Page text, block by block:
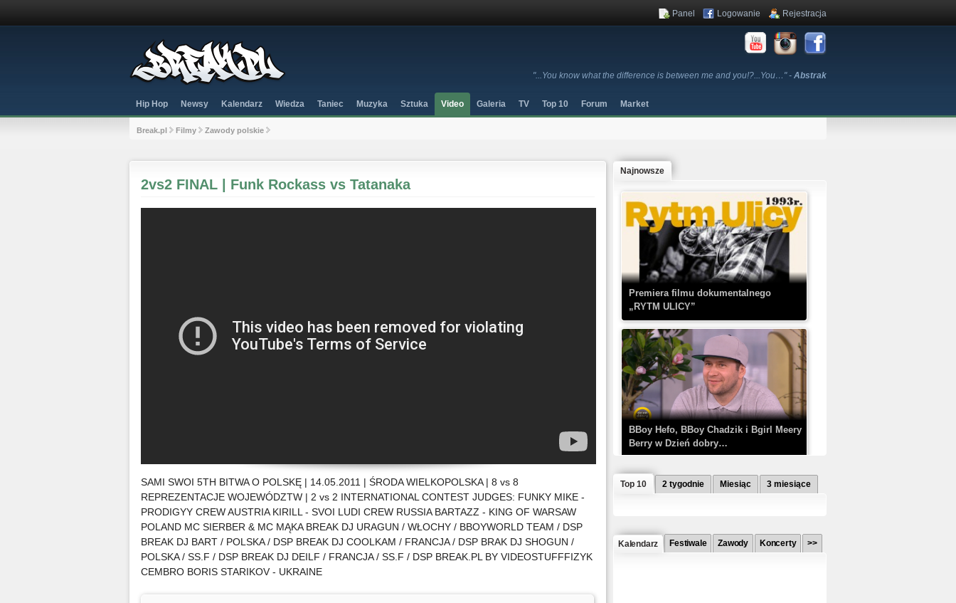
"...You know what the difference is between me and you!?...You…" - Abstrak
Panel Logowanie Rejestracja
Hip Hop Newsy Kalendarz Wiedza Taniec Muzyka Sztuka Video Galeria TV Top 10 Forum Market
Break.pl Filmy Zawody polskie
2vs2 FINAL | Funk Rockass vs Tatanaka
SAMI SWOI 5TH BITWA O POLSKĘ | 14.05.2011 | ŚRODA WIELKOPOLSKA | 8 vs 8
REPREZENTACJE WOJEWÓDZTW | 2 vs 2 INTERNATIONAL CONTEST JUDGES: FUNKY MIKE -
PRODIGYY CREW AUSTRIA KIRILL - SVOI LUDI CREW RUSSIA BARTAZZ - KING OF WARSAW
POLAND MC SIERBER & MC MĄKA BREAK DJ URAGUN / WŁOCHY / BBOYWORLD TEAM / DSP
BREAK DJ BART / POLSKA / DSP BREAK DJ COOLKAM / FRANCJA / DSP BRAK DJ SHOGUN /
POLSKA / SS.F / DSP BREAK DJ DEILF / FRANCJA / SS.F / DSP BREAK.PL BY VIDEOSTUFFFIZYK
CEMBRO BORIS STARIKOV - UKRAINE
Najnowsze
Premiera filmu dokumentalnego
„RYTM ULICY”
BBoy Hefo, BBoy Chadzik i Bgirl Meery
Berry w Dzień dobry…
Top 10 2 tygodnie Miesiąc 3 miesiące
Kalendarz Festiwale Zawody Koncerty >>